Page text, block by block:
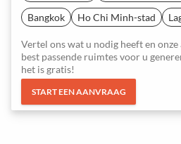
Bangkok Ho Chi Minh-stad
Vertel ons wat u nodig heeft en
best passende ruimtes voor u
het is gratis!
START EEN AANVRAAG